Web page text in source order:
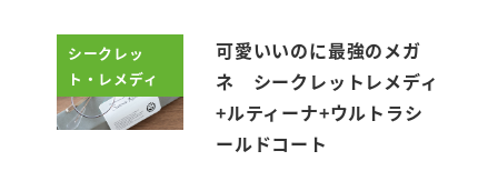
シークレッ
ト・レメディ
可愛いいのに最強のメガ
ネ シークレットレメディ
+ルティーナ+ウルトラシ
ールドコート